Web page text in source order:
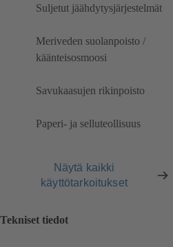
Suljetut jäähdytysjärjestelmät
Meriveden suolanpoisto /
käänteisosmoosi
Savukaasujen rikinpoisto
Paperi- ja selluteollisuus
Näytä kaikki
käyttötarkoitukset
Tekniset tiedot